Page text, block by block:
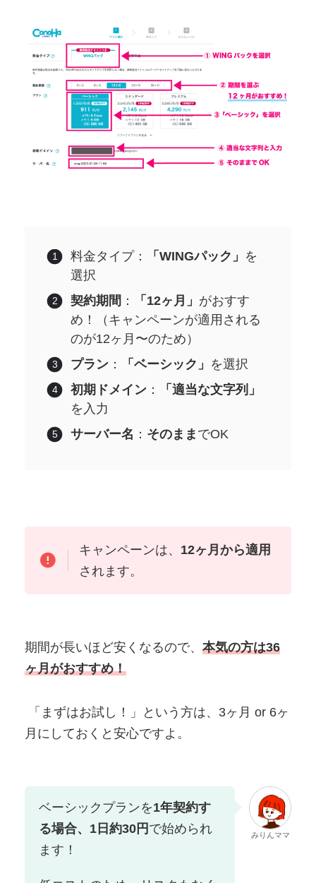
料金タイプ： 「WINGパック」 を
選択
契約期間 ： 「12ヶ月」 がおすす
め！（キャンペーンが適用される
のが12ヶ月〜のため）
プラン： 「ベーシック」 を選択
初期ドメイン：
「適当な文字列」
を入力
サーバー名 ： そのまま でOK
キャンペーンは、 12ヶ月から適用
されます。
期間が長いほど安くなるので、 本気の方は36
ヶ月がおすすめ！
「まずはお試し！」という方は、3ヶ月 or 6ヶ
月にしておくと安心ですよ。
ベーシックプランを1年契約す
る場合、1日約30円 で始められ
ます！
みりんママ